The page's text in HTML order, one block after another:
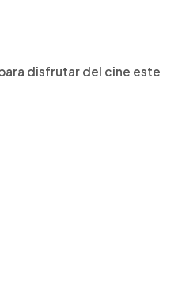
disfrutar del cine este